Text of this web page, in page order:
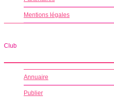
Mentions légales
Club
Annuaire
Publier